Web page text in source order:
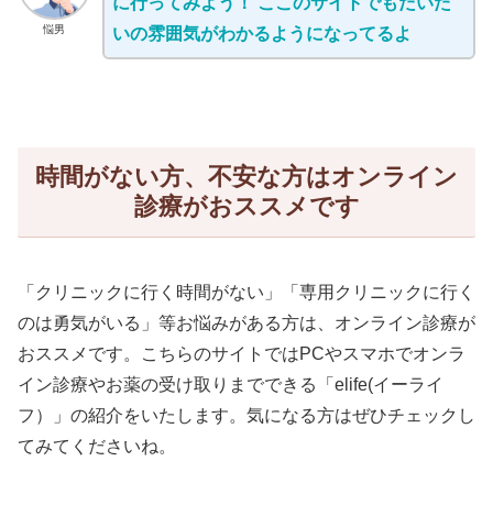
悩男
いの雰囲気がわかるようになってるよ
時間がない方、不安な方はオンライン
診療がおススメです
「クリニックに行く時間がない」「専用クリニックに行く
のは勇気がいる」等お悩みがある方は、オンライン診療が
おススメです。こちらのサイトではPCやスマホでオンラ
イン診療やお薬の受け取りまでできる「elife(イーライ
フ）」の紹介をいたします。気になる方はぜひチェックし
てみてくださいね。